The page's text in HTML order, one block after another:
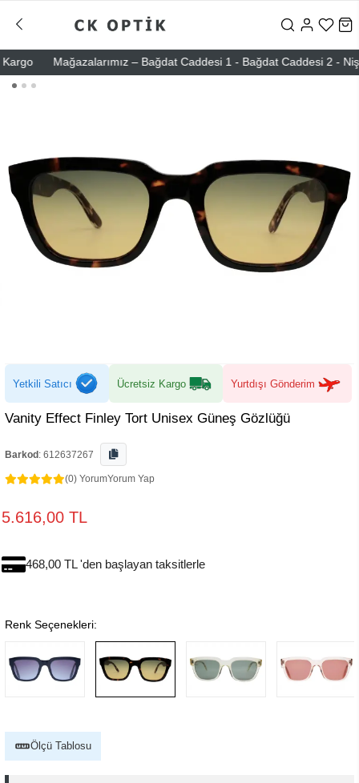
Mağazalarımız – Bağdat Caddesi 1 - Bağdat Caddesi 2 -
Yetkili Satıcı Ücretsiz Kargo Yurtdışı Gönderim
Vanity Effect Finley Tort Unisex Güneş Gözlüğü
Barkod : 612637267
(0) YorumYorum Yap
5.616,00 TL
468,00 TL 'den başlayan taksitlerle
Renk Seçenekleri:
Ölçü Tablosu